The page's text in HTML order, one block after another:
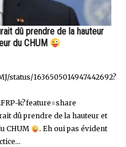
dû prendre de la hauteur
du CHUM
status/1636505014947442692?
k?feature=share
dû prendre de la hauteur et
CHUM
. Eh oui pas évident